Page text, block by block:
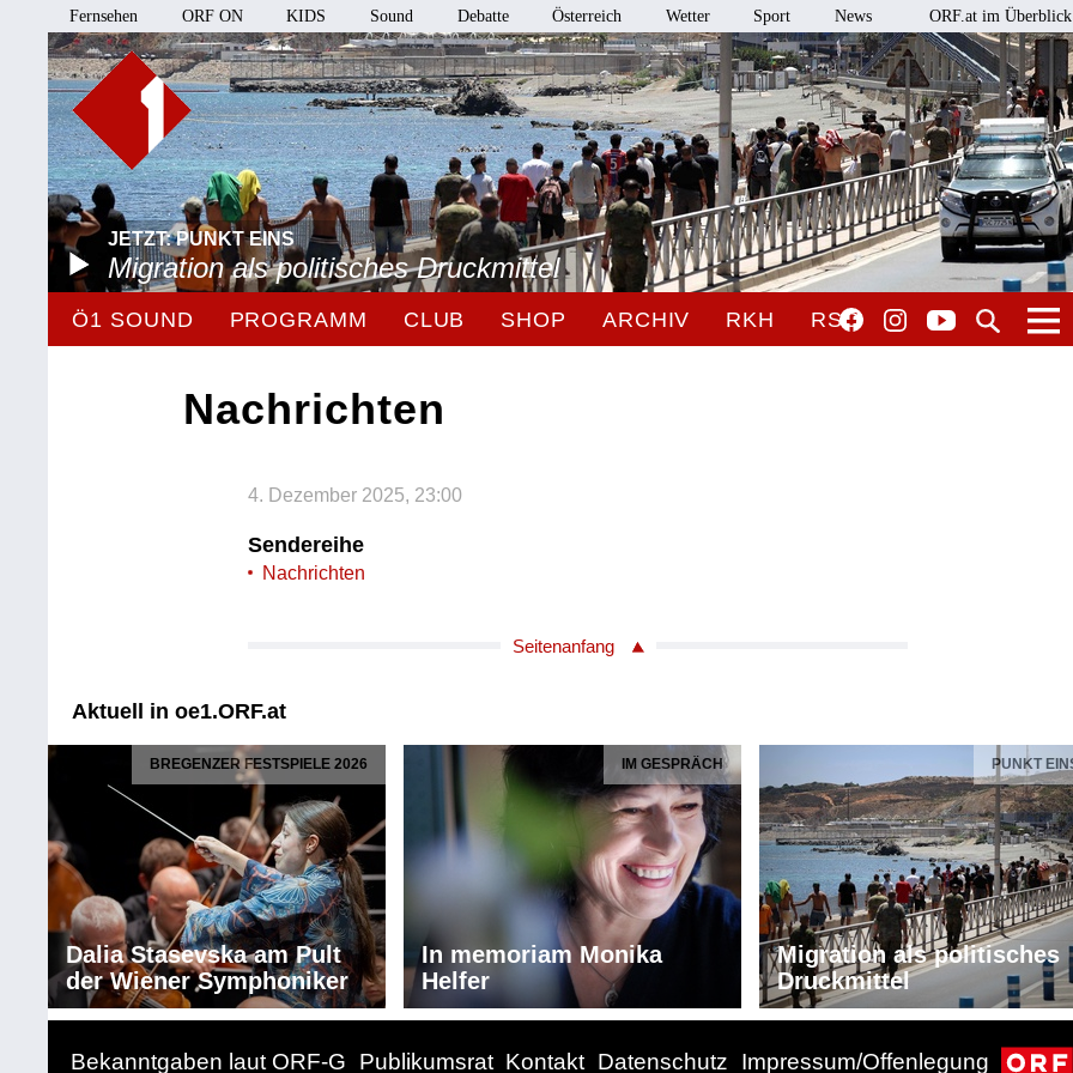
Fernsehen ORF ON KIDS Sound Debatte Österreich Wetter Sport News ORF.at im Überblick
JETZT: PUNKT EINS
Migration als politisches Druckmittel
Ö1 SOUND PROGRAMM CLUB SHOP ARCHIV RKH RSO
Nachrichten
4. Dezember 2025, 23:00
Sendereihe
Nachrichten
Seitenanfang
Aktuell in oe1.ORF.at
BREGENZER FESTSPIELE 2026
Dalia Stasevska am Pult
der Wiener Symphoniker
IM GESPRÄCH
In memoriam Monika
Helfer
PUNKT
Migration als politisches
Druckmittel
Bekanntgaben laut ORF-G Publikumsrat Kontakt Datenschutz Impressum/Offenlegung